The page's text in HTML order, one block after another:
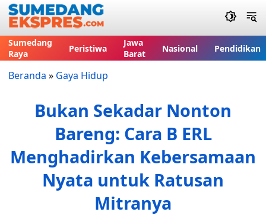
Sumedang
Raya
Peristiwa
Jawa
Barat
Nasional Pendidikan
Beranda » Gaya Hidup
Bukan Sekadar Nonton
Bareng: Cara B ERL
Menghadirkan Kebersamaan
Nyata untuk Ratusan
Mitranya